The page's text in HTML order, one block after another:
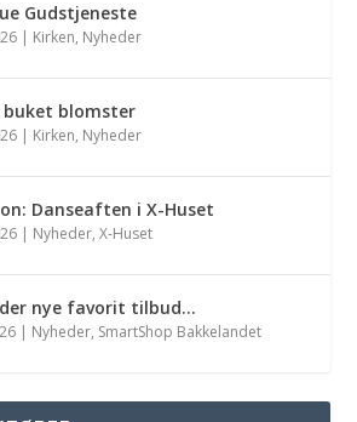
Gudstjeneste
| Kirken, Nyheder
buket blomster
| Kirken, Nyheder
Danseaften i X-Huset
| Nyheder,X-Huset
der nye favorit tilbud…
| Nyheder, SmartShop Bakkelandet